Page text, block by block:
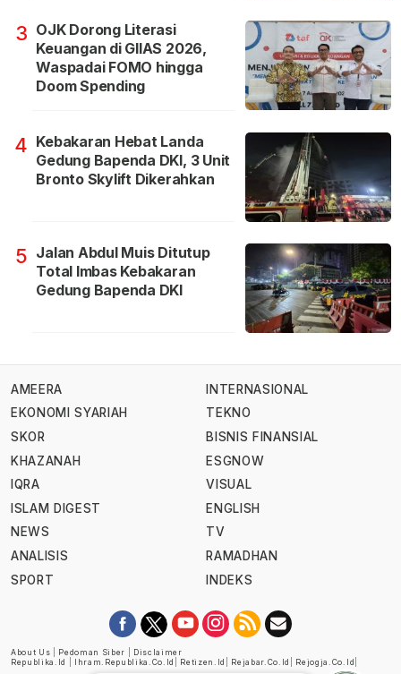
3 OJK Dorong Literasi
Keuangan di GIIAS 2026,
Waspadai FOMO hingga
Doom Spending
4 Kebakaran Hebat Landa
Gedung Bapenda DKI, 3 Unit
Bronto Skylift Dikerahkan
5 Jalan Abdul Muis Ditutup
Total Imbas Kebakaran
Gedung Bapenda DKI
AMEERA
EKONOMI SYARIAH
SKOR
KHAZANAH
IQRA
ISLAM DIGEST
NEWS
ANALISIS
SPORT
INTERNASIONAL
TEKNO
BISNIS FINANSIAL
ESGNOW
VISUAL
ENGLISH
TV
RAMADHAN
INDEKS
About Us Pedoman Siber
Disclaimer
Republika.id
Ihram.republika.co.id Retizen.id Rejabar.co.id Rejogja.co.id